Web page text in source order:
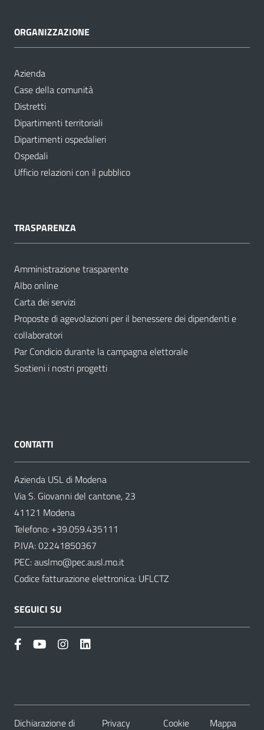
ORGANIZZAZIONE
Azienda
Case della comunità
Distretti
Dipartimenti territoriali
Dipartimenti ospedalieri
Ospedali
Ufficio relazioni con il pubblico
TRASPARENZA
Amministrazione trasparente
Albo online
Carta dei servizi
Proposte di agevolazioni per il benessere dei dipendenti e
collaboratori
Par Condicio durante la campagna elettorale
Sostieni i nostri progetti
CONTATTI
Azienda USL di Modena
Via S. Giovanni del cantone, 23
41121 Modena
Telefono: +39.059.435111
P.IVA: 02241850367
PEC:auslmo@pec.ausl.mo.it
Codice fatturazione elettronica: UFLCTZ
SEGUICI SU
Dichiarazione di Privacy Cookie Mappa